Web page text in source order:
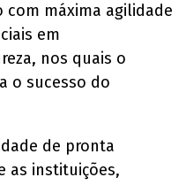
máxima agilidade
em
nos quais o
o sucesso do
de pronta
as instituições,